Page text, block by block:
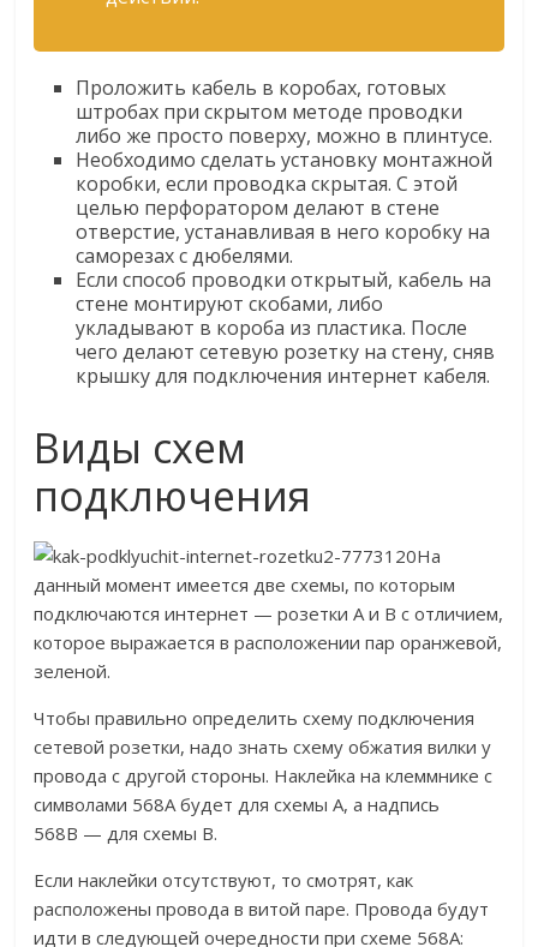
Проложить кабель в коробах, готовых
штробах при скрытом методе проводки
либо же просто поверху, можно в плинтусе.
Необходимо сделать установку монтажной
коробки, если проводка скрытая. С этой
целью перфоратором делают в стене
отверстие, устанавливая в него коробку на
саморезах c дюбелями.
Если способ проводки открытый, кабель на
стене монтируют скобами, либо
укладывают в короба из пластика. После
чего делают сетевую розетку на стену, сняв
крышку для подключения интернет кабеля.
Виды схем
подключения
На
данный момент имеется две схемы, по которым
подключаются интернет — розетки А и В с отличием,
которое выражается в расположении пар оранжевой,
зеленой.
Чтобы правильно определить схему подключения
сетевой розетки, надо знать схему обжатия вилки у
провода с другой стороны. Наклейка на клеммнике с
символами 568А будет для схемы А, а надпись
568В — для схемы В.
Если наклейки отсутствуют, то смотрят, как
расположены провода в витой паре. Провода будут
идти в следующей очередности при схеме 568А: